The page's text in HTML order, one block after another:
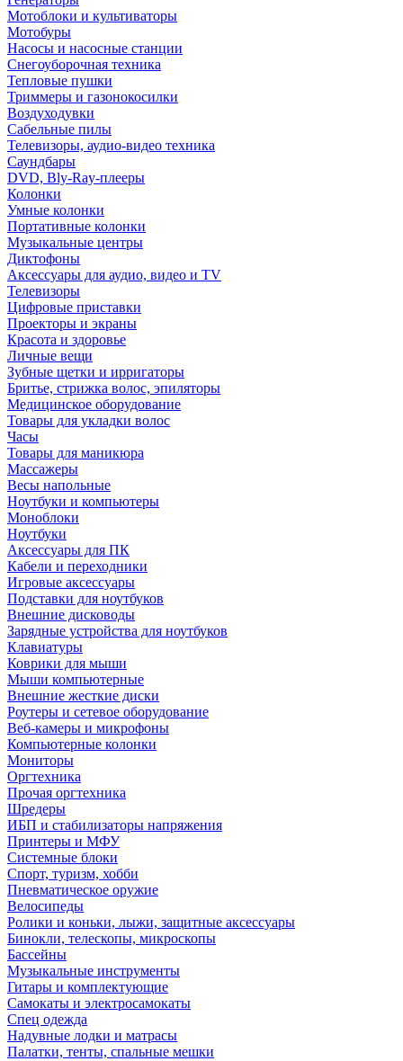
Мотоблоки и культиваторы
Мотобуры
Насосы и насосные станции
Снегоуборочная техника
Тепловые пушки
Триммеры и газонокосилки
Воздуходувки
Сабельные пилы
Телевизоры, аудио-видео техника
Саундбары
DVD, Bly-Ray-плееры
Колонки
Умные колонки
Портативные колонки
Музыкальные центры
Диктофоны
Аксессуары для аудио, видео и TV
Телевизоры
Цифровые приставки
Проекторы и экраны
Красота и здоровье
Личные вещи
Зубные щетки и ирригаторы
Бритье, стрижка волос, эпиляторы
Медицинское оборудование
Товары для укладки волос
Часы
Товары для маникюра
Массажеры
Весы напольные
Ноутбуки и компьютеры
Моноблоки
Ноутбуки
Аксессуары для ПК
Кабели и переходники
Игровые аксессуары
Подставки для ноутбуков
Внешние дисководы
Зарядные устройства для ноутбуков
Клавиатуры
Коврики для мыши
Мыши компьютерные
Внешние жесткие диски
Роутеры и сетевое оборудование
Веб-камеры и микрофоны
Компьютерные колонки
Мониторы
Оргтехника
Прочая оргтехника
Шредеры
ИБП и стабилизаторы напряжения
Принтеры и МФУ
Системные блоки
Спорт, туризм, хобби
Пневматическое оружие
Велосипеды
Ролики и коньки, лыжи, защитные аксессуары
Бинокли, телескопы, микроскопы
Бассейны
Музыкальные инструменты
Гитары и комплектующие
Самокаты и электросамокаты
Спец одежда
Надувные лодки и матрасы
Палатки, тенты, спальные мешки